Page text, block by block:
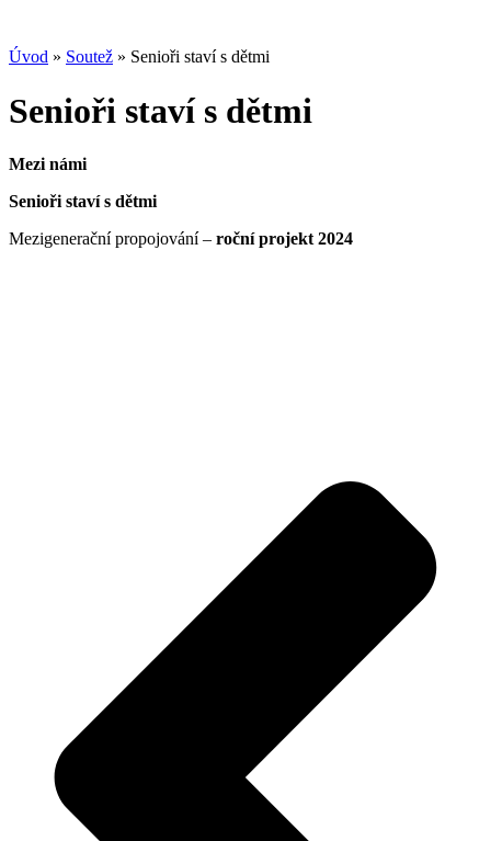
Úvod » Soutež » Senioři staví s dětmi
Senioři staví s dětmi
Mezi námi
Senioři staví s dětmi
Mezigenerační propojování – roční projekt 2024